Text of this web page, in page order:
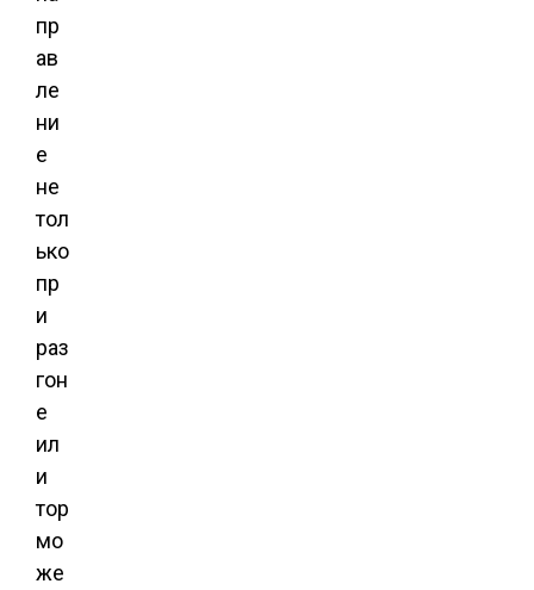
пр
ав
ле
ни
е
не
тол
ько
пр
и
раз
гон
е
ил
и
тор
мо
же